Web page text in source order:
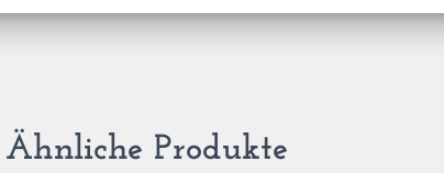
Ähnliche Produkte